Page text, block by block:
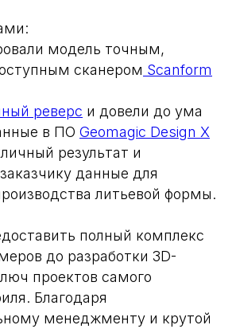
модель точным,
сканером Scanform
реверс и довели до ума
в ПО Geomagic Design X
результат и
данные для
литьевой формы.
полный комплекс
до разработки 3D-
проектов самого
Благодаря
менеджменту и крутой